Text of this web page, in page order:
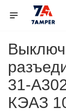
31-
КЭАЗ